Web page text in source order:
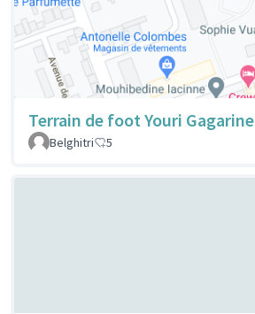
Terrain de foot Youri Gagarine
Belghitri
5